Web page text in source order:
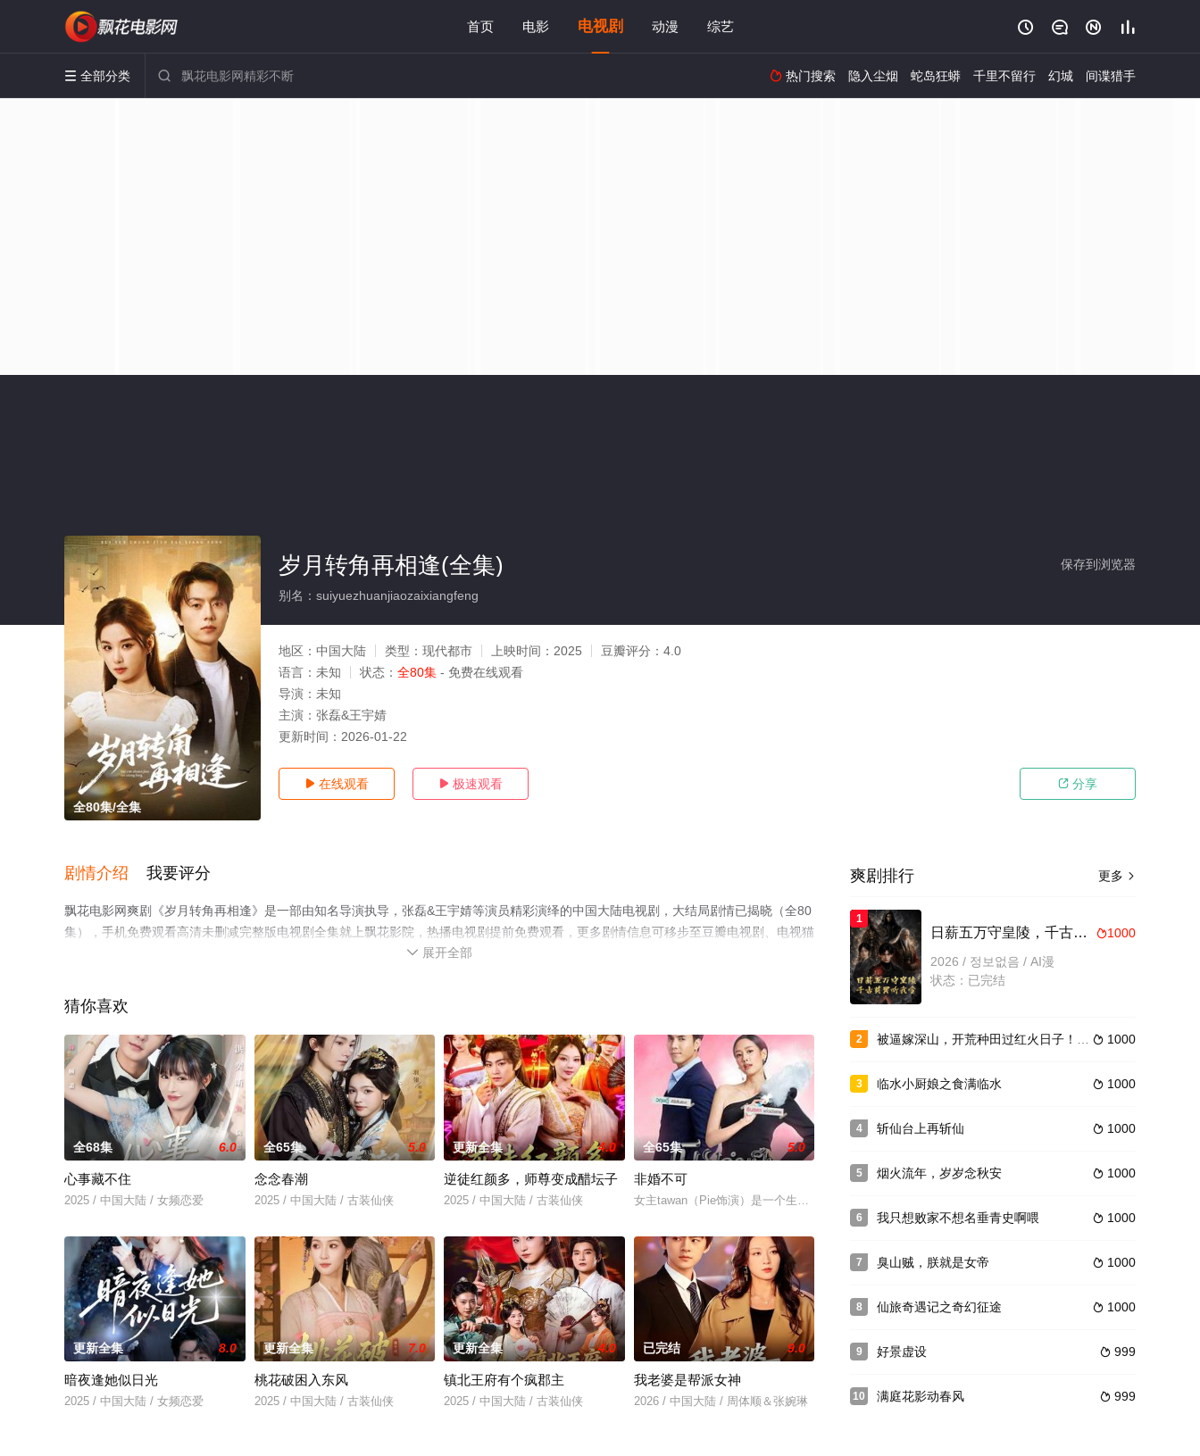
首页 电影 电视剧 动漫 综艺    
 全部分类   热门搜索 隐入尘烟 蛇岛狂蟒 千里不留行 幻城 间谍猎手
全80集/全集
保存到浏览器
岁月转角再相逢(全集)
别名：suiyuezhuanjiaozaixiangfeng
地区： 中国大陆 类型： 现代都市 上映时间： 2025 豆瓣评分： 4.0
语言： 未知 状态： 全80集 - 免费在线观看
导演： 未知
主演： 张磊&王宇婧
更新时间： 2026-01-22
 在线观看  极速观看  分享
剧情介绍 我要评分
飘花电影网爽剧《岁月转角再相逢》是一部由知名导演执导，张磊&王宇婧等演员精彩演绎的中国大陆电视剧，大结局剧情已揭晓（全80
集），手机免费观看高清未删减完整版电视剧全集就上飘花影院，热播电视剧提前免费观看，更多剧情信息可移步至豆瓣电视剧、电视猫
 展开全部
猜你喜欢
全68集 6.0
心事藏不住
2025 / 中国大陆 / 女频恋爱
全65集 5.0
念念春潮
2025 / 中国大陆 / 古装仙侠
更新全集 4.0
逆徒红颜多，师尊变成醋坛子
2025 / 中国大陆 / 古装仙侠
全65集 5.0
非婚不可
女主tawan（Pie饰演）是一个生活在浪漫幻想中的年轻女孩，从小寄住在亲戚家，亲戚去世后，tawan只能以
更新全集 8.0
暗夜逢她似日光
2025 / 中国大陆 / 女频恋爱
更新全集 7.0
桃花破困入东风
2025 / 中国大陆 / 古装仙侠
更新全集 4.0
镇北王府有个疯郡主
2025 / 中国大陆 / 古装仙侠
已完结 9.0
我老婆是帮派女神
2026 / 中国大陆 / 周体顺＆张婉琳
更多 
爽剧排行
1
1000
日薪五万守皇陵，千古英灵听我令
2026 / 정보없음 / AI漫
状态：已完结
2  1000
被逼嫁深山，开荒种田过红火日子！第四季
3  1000
临水小厨娘之食满临水
4  1000
斩仙台上再斩仙
5  1000
烟火流年，岁岁念秋安
6  1000
我只想败家不想名垂青史啊喂
7  1000
臭山贼，朕就是女帝
8  1000
仙旅奇遇记之奇幻征途
9  999
好景虚设
10  999
满庭花影动春风